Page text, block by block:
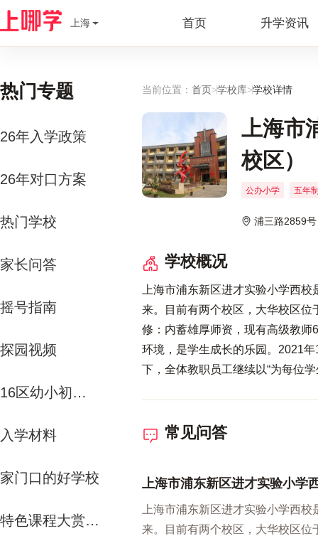
上海 首页 升学资讯
热门专题
26年入学政策
26年对口方案
热门学校
家长问答
摇号指南
探园视频
16区幼小初资源解析
入学材料
家门口的好学校
特色课程大赏-运动课
当前位置： 首页>学校库>学校详情
上海市
校区）
公办小学 五年
浦三路2859号
学校概况
上海市浦东新区进才实验小学西
来。目前有两个校区，大华校区
修：内蓄雄厚师资，现有高级教
环境，是学生成长的乐园。2021
下，全体教职员工继续以“为每位
常见问答
上海市浦东新区进才实验小学
上海市浦东新区进才实验小学西
来。目前有两个校区，大华校区